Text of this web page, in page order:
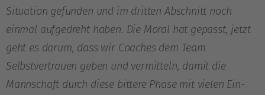
Situation gefunden und im dritten Abschnitt noch
einmal aufgedreht haben. Die Moral hat gepasst, jetzt
geht es darum, dass wir Coaches dem Team
Selbstvertrauen geben und vermitteln, damit die
Mannschaft durch diese bittere Phase mit vielen Ein-